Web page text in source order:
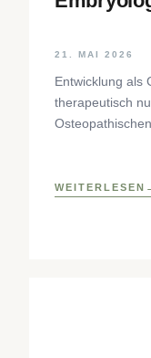
21. MAI 2026
Entwicklung als
therapeutisch
Forstner
WEITERLESEN